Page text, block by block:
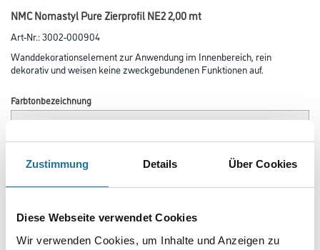
Zustimmung Details Über Cookies
Diese Webseite verwendet Cookies
Wir verwenden Cookies, um Inhalte und Anzeigen zu
NMC Nomastyl Pure Zierprofil NE2 2,00 mt
Art-Nr.:3002-000904
Wanddekorationselement zur Anwendung im Innenbereich, rein
dekorativ und weisen keine zweckgebundenen Funktionen auf.
Farbtonbezeichnung
Breite in centimeter